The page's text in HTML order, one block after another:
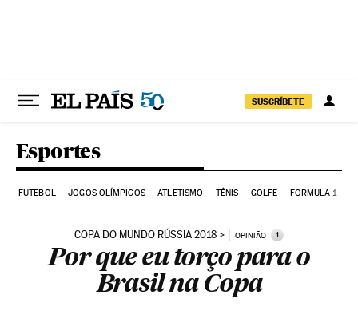
SUSCRÍBETE
Esportes
FUTEBOL JOGOS OLÍMPICOS ATLETISMO TÊNIS GOLFE FORMULA 1
COPA DO MUNDO RÚSSIA 2018 OPINIÃO i
Por que eu torço para o
Brasil na Copa